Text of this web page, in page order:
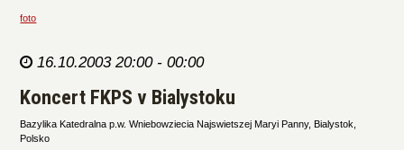
foto
16.10.2003 20:00 - 00:00
Koncert FKPS v Bialystoku
Bazylika Katedralna p.w. Wniebowziecia Najswietszej Maryi Panny, Bialystok,
Polsko